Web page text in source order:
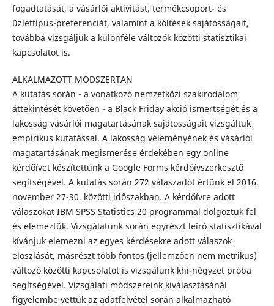
fogadtatását, a vásárlói aktivitást, termékcsoport- és
üzlettípus-preferenciát, valamint a költések sajátosságait,
továbbá vizsgáljuk a különféle változók közötti statisztikai
kapcsolatot is.
ALKALMAZOTT MÓDSZERTAN
A kutatás során - a vonatkozó nemzetközi szakirodalom
áttekintését követően - a Black Friday akció ismertségét és a
lakosság vásárlói magatartásának sajátosságait vizsgáltuk
empirikus kutatással. A lakosság véleményének és vásárlói
magatartásának megismerése érdekében egy online
kérdőívet készí­tettünk a Google Forms kérdőívszerkesztő
segítségével. A kutatás során 272 válaszadót értünk el 2016.
november 27-30. közötti időszakban. A kérdőívre adott
válaszokat IBM SPSS Statistics 20 programmal dolgoztuk fel
és elemeztük. Vizsgálatunk során egyrészt leíró statisztikával
kívánjuk elemezni az egyes kérdésekre adott válaszok
eloszlását, másrészt több fontos (jellemzően nem metrikus)
változó közötti kapcsolatot is vizsgálunk khi-négyzet próba
segítségével. Vizsgálati módszereink kiválasztásánál
figyelembe vettük az adatfelvétel során alkalmazható